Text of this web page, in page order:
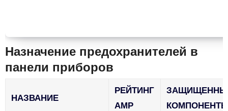
Назначение предохранителей в
панели приборов
НАЗВАНИЕ
РЕЙТИНГ
AMP